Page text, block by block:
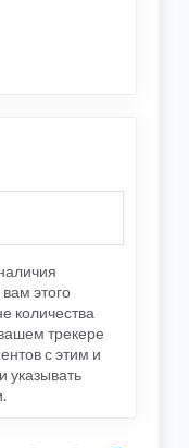
этого
количества
трекере
с этим и
указывать